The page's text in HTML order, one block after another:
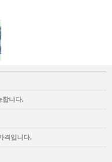
합니다.
격입니다.